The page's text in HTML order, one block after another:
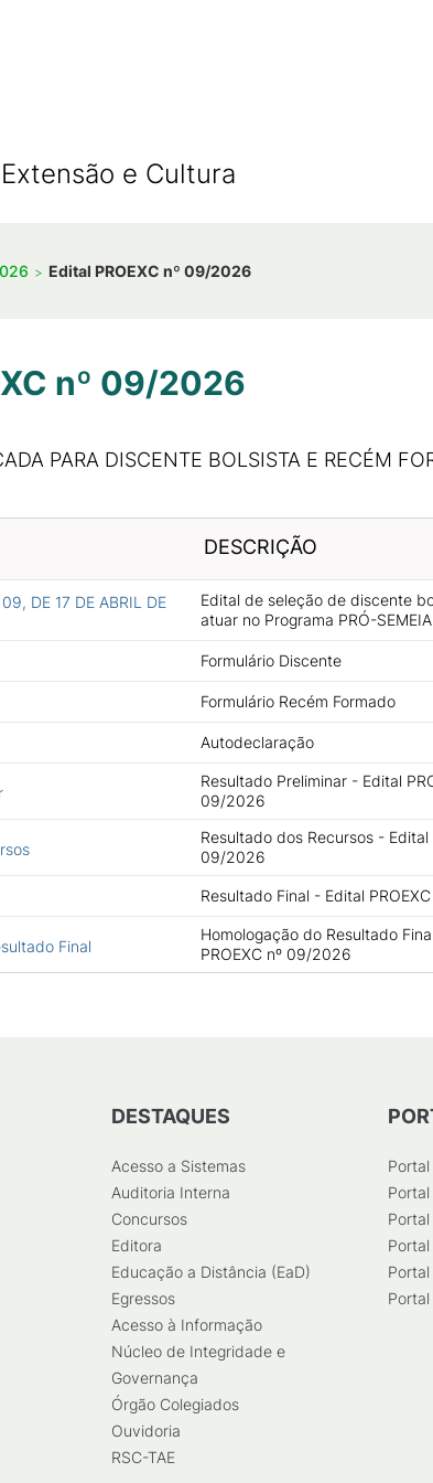
e Cultura
Edital PROEXC nº 09/2026
nº 09/2026
PARA DISCENTE BOLSISTA E RECÉM
DESCRIÇÃO
DE 17 DE ABRIL DE
Edital de seleção de discente
atuar no Programa PRÓ-SEMEIA
Formulário Discente
Formulário Recém Formado
Autodeclaração
Resultado Preliminar - Edital
09/2026
Resultado dos Recursos - Edital
09/2026
Resultado Final - Edital
Final
Homologação do Resultado
PROEXC nº 09/2026
DESTAQUES
Acesso a Sistemas
Auditoria Interna
Concursos
Editora
Educação a Distância (EaD)
Egressos
Acesso à Informação
Núcleo de Integridade e
Governança
Órgão Colegiados
Ouvidoria
RSC-TAE